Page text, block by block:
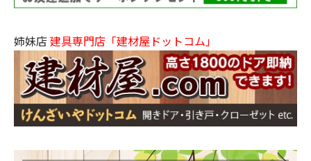
姉妹店 建具専門店「建材屋ドットコム」